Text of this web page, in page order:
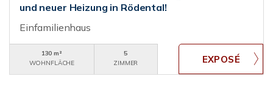
und neuer Heizung in Rödental!
Einfamilienhaus
130 m²
WOHNFLÄCHE
5
ZIMMER